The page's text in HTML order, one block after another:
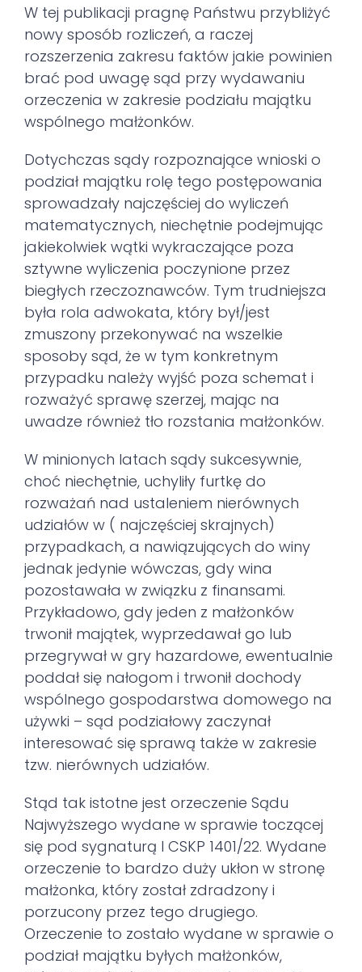
W tej publikacji pragnę Państwu przybliżyć
nowy sposób rozliczeń, a raczej
rozszerzenia zakresu faktów jakie powinien
brać pod uwagę sąd przy wydawaniu
orzeczenia w zakresie podziału majątku
wspólnego małżonków.
Dotychczas sądy rozpoznające wnioski o
podział majątku rolę tego postępowania
sprowadzały najczęściej do wyliczeń
matematycznych, niechętnie podejmując
jakiekolwiek wątki wykraczające poza
sztywne wyliczenia poczynione przez
biegłych rzeczoznawców. Tym trudniejsza
była rola adwokata, który był/jest
zmuszony przekonywać na wszelkie
sposoby sąd, że w tym konkretnym
przypadku należy wyjść poza schemat i
rozważyć sprawę szerzej, mając na
uwadze również tło rozstania małżonków.
W minionych latach sądy sukcesywnie,
choć niechętnie, uchyliły furtkę do
rozważań nad ustaleniem nierównych
udziałów w ( najczęściej skrajnych)
przypadkach, a nawiązujących do winy
jednak jedynie wówczas, gdy wina
pozostawała w związku z finansami.
Przykładowo, gdy jeden z małżonków
trwonił majątek, wyprzedawał go lub
przegrywał w gry hazardowe, ewentualnie
poddał się nałogom i trwonił dochody
wspólnego gospodarstwa domowego na
używki – sąd podziałowy zaczynał
interesować się sprawą także w zakresie
tzw. nierównych udziałów.
Stąd tak istotne jest orzeczenie Sądu
Najwyższego wydane w sprawie toczącej
się pod sygnaturą I CSKP 1401/22. Wydane
orzeczenie to bardzo duży ukłon w stronę
małżonka, który został zdradzony i
porzucony przez tego drugiego.
Orzeczenie to zostało wydane w sprawie o
podział majątku byłych małżonków,